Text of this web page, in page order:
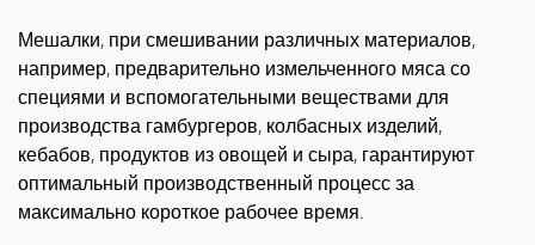
Мешалки, при смешивании различных материалов,
например, предварительно измельченного мяса со
специями и вспомогательными веществами для
производства гамбургеров, колбасных изделий,
кебабов, продуктов из овощей и сыра, гарантируют
оптимальный производственный процесс за
максимально короткое рабочее время.